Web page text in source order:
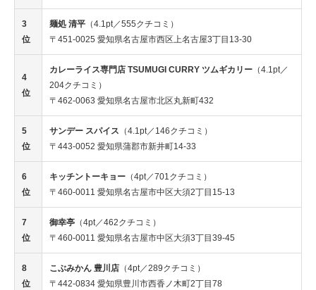
3
位
麺処 清平 （4.1pt／555クチコミ）
〒451-0025 愛知県名古屋市西区上名古屋3丁目13-30
4
位
カレーライス専門店 TSUMUGI CURRY ツムギカリー （4.1pt／
204クチコミ）
〒462-0063 愛知県名古屋市北区丸新町432
5
位
サンデー スパイス （4.1pt／146クチコミ）
〒443-0052 愛知県蒲郡市新井町14-33
6
位
キッチントーキョー （4pt／701クチコミ）
〒460-0011 愛知県名古屋市中区大須2丁目15-13
7
位
御幸亭 （4pt／462クチコミ）
〒460-0011 愛知県名古屋市中区大須3丁目39-45
8
位
こぶみかん 豊川店 （4pt／289クチコミ）
〒442-0834 愛知県豊川市西香ノ木町2丁目78